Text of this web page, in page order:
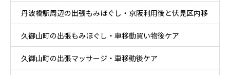
ア
丹波橋駅周辺の出張もみほぐし・京阪利用後と伏見区内移
動ケア
久御山町の出張もみほぐし・車移動買い物後ケア
久御山町の出張マッサージ・車移動後ケア